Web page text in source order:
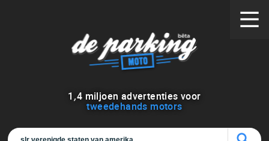
1 ,4 miljoen advertenties voor
tweedehands motors